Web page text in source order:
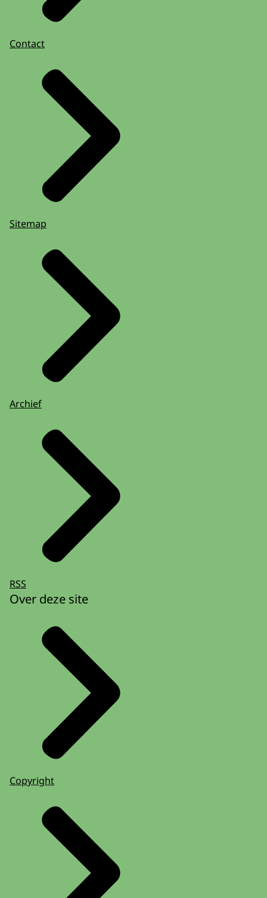
Contact
Sitemap
Archief
RSS
Over deze site
Copyright